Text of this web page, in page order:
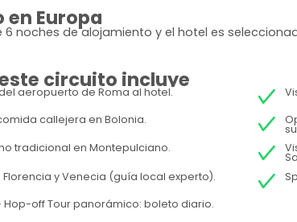
Europa
6 noches de alojamiento y el hotel es
circuito incluye
aeropuerto de Roma al hotel.
callejera en Bolonia.
tradicional en Montepulciano.
y Venecia (guía local experto).
Hop-off Tour panorámico: boleto diario.